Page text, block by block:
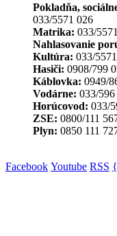
Pokladňa,
033/5571 026
Matrika: 033/
Nahlasovanie
Kultúra: 033/
Hasiči: 0908/799
Káblovka: 0949/
Vodárne: 033/596
Horúcovod: 033/
ZSE: 0800/111
Plyn: 0850 111
Facebook Youtube RSS